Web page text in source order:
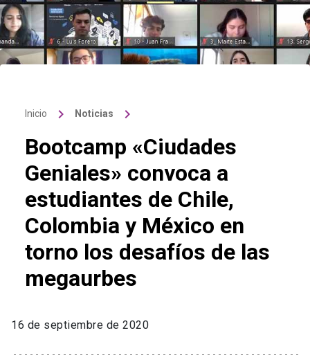
Inicio keyboard_arrow_right Noticias keyboard_arrow_right
Bootcamp «Ciudades
Geniales» convoca a
estudiantes de Chile,
Colombia y México en
torno los desafíos de las
megaurbes
16 de septiembre de 2020